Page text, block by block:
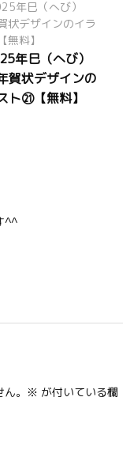
年巳（へび）
賀状デザインの
ト㉑【無料】
^^
。 ※ が付いている欄